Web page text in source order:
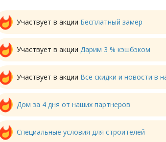
Участвует в акции Бесплатный замер
Участвует в акции Дарим 3 % кэшбэком
Участвует в акции Все скидки и новости в
Дом за 4 дня от наших партнеров
Специальные условия для строителей